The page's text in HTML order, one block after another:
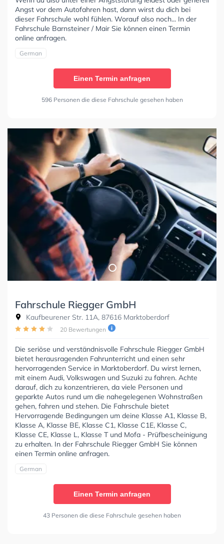
Angst vor dem Autofahren hast, dann wirst du dich bei
dieser Fahrschule wohl fühlen. Worauf also noch... In der
Fahrschule Barnsteiner / Mair Sie können einen Termin
online anfragen.
German
Einen Termin anfragen
596 Personen die diese Fahrschule gesehen haben
Fahrschule Riegger GmbH
Kaufbeurener Str. 11A, 87616 Marktoberdorf
20 Bewertungen
Die seriöse und verständnisvolle Fahrschule Riegger GmbH
bietet herausragenden Fahrunterricht und einen sehr
hervorragenden Service in Marktoberdorf. Du wirst lernen,
mit einem Audi, Volkswagen und Suzuki zu fahren. Achte
darauf, dich zu konzentrieren, da viele Personen und
geparkte Autos rund um die nahegelegenen Wohnstraßen
gehen, fahren und stehen. Die Fahrschule bietet
Hervorragende Bedingungen um deine Klasse A1, Klasse B,
Klasse A, Klasse BE, Klasse C1, Klasse C1E, Klasse C,
Klasse CE, Klasse L, Klasse T und Mofa - Prüfbescheinigung
zu erhalten. In der Fahrschule Riegger GmbH Sie können
einen Termin online anfragen.
German
Einen Termin anfragen
43 Personen die diese Fahrschule gesehen haben